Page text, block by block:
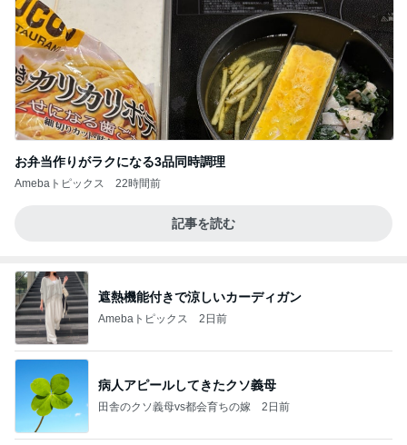
お弁当作りがラクになる3品同時調理
Amebaトピックス 22時間前
記事を読む
遮熱機能付きで涼しいカーディガン
Amebaトピックス 2日前
病人アピールしてきたクソ義母
田舎のクソ義母vs都会育ちの嫁 2日前